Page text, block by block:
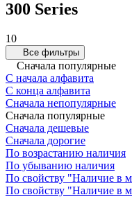
300 Series
10
Все фильтры
Сначала популярные
С начала алфавита
С конца алфавита
Сначала непопулярные
Сначала популярные
Сначала дешевые
Сначала дорогие
По возрастанию наличия
По убыванию наличия
По свойству "Наличие в
По свойству "Наличие в